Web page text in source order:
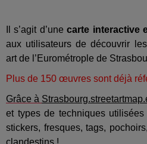
Il s’agit d’unecarte interactive
aux utilisateurs de découvrir
art de l’Eurométrople de
Plus de 150 œuvres sont déjà
Grâce à
et types de techniques
stickers, fresques, tags,
clandestins !